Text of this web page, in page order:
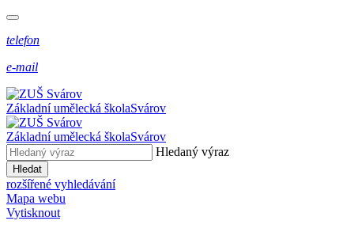
telefon
e-mail
Základní umělecká školaSvárov
Základní umělecká školaSvárov
Hledaný výraz
Hledat
rozšířené vyhledávání
Mapa webu
Vytisknout